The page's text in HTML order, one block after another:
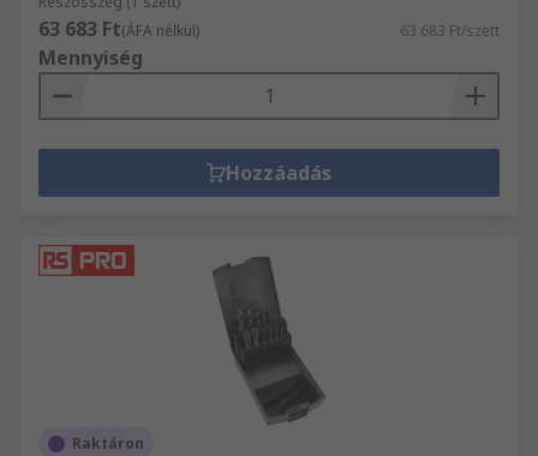
63 683 Ft(ÁFA nélkül) 63 683 Ft/szett
Mennyiség
Hozzáadás
Raktáron